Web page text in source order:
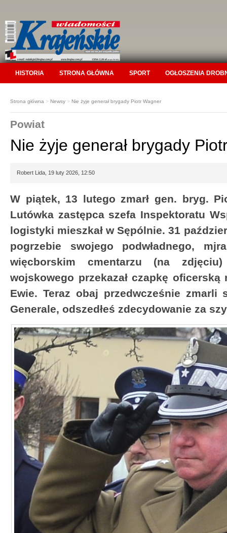
HISTORIA STRONA GŁÓWNA SPORT OGŁOSZENIA
Strona główna > Newsy > Nie żyje generał brygady Piotr Wagner
Powiat
Nie żyje generał brygady
Robert Lida, 19 luty 2026, 12:50
W piątek, 13 lutego zmarł gen. bryg.
Lutówka zastępca szefa Inspektoratu
logistyki mieszkał w Sępólnie. 31
pogrzebie swojego podwładnego,
więcborskim cmentarzu (na
wojskowego przekazał czapkę
Ewie. Teraz obaj przedwcześnie zmarli
Generale, odszedłeś zdecydowanie za